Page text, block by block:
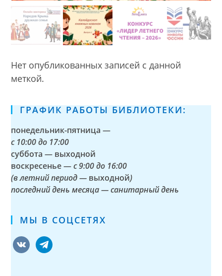
Нет опубликованных записей с данной
меткой.
ГРАФИК РАБОТЫ БИБЛИОТЕКИ:
понедельник-пятница —
с 10:00 до 17:00
суббота — выходной
воскресенье —с 9:00 до 16:00
(в летний период — выходной)
последний день месяца — санитарный день
МЫ В СОЦСЕТЯХ
vkontaktetelegram